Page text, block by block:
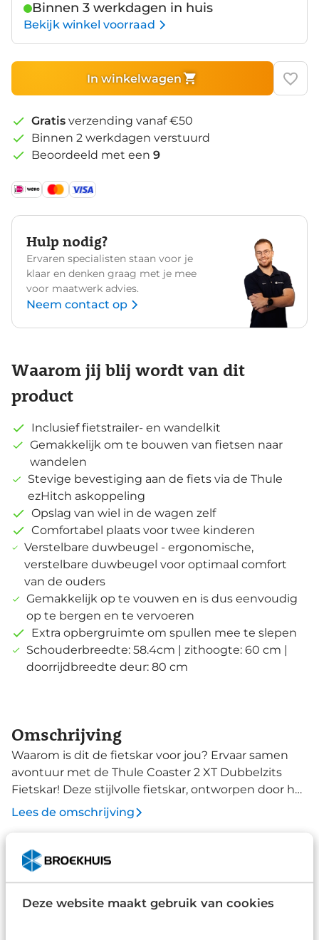
Deze website maakt gebruik van cookies
Binnen 3 werkdagen in huis
Bekijk winkel voorraad
In winkelwagen
Gratis verzending vanaf €50
Binnen 2 werkdagen verstuurd
Beoordeeld met een 9
Hulp nodig?
Ervaren specialisten staan voor je
klaar en denken graag met je mee
voor maatwerk advies.
Neem contact op
Waarom jij blij wordt van dit
product
Inclusief fietstrailer- en wandelkit
Gemakkelijk om te bouwen van fietsen naar
wandelen
Stevige bevestiging aan de fiets via de Thule
ezHitch askoppeling
Opslag van wiel in de wagen zelf
Comfortabel plaats voor twee kinderen
Verstelbare duwbeugel - ergonomische,
verstelbare duwbeugel voor optimaal comfort
van de ouders
Gemakkelijk op te vouwen en is dus eenvoudig
op te bergen en te vervoeren
Extra opbergruimte om spullen mee te slepen
Schouderbreedte: 58.4cm | zithoogte: 60 cm |
doorrijdbreedte deur: 80 cm
Omschrijving
Waarom is dit de fietskar voor jou? Ervaar samen
avontuur met de Thule Coaster 2 XT Dubbelzits
Fietskar! Deze stijlvolle fietskar, ontworpen door het
vertrouwde merk Thule, biedt ruimte voor twee
functionaliteiten is deze fietskar perfect voor
gezinsuitstapjes. De fietstrailer is eenvoudig om te
basiswandelkit met verstelbare duwbeugel en
Lees de omschrijving
Specificaties
Thule